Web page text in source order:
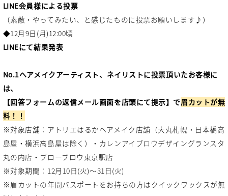
LINE会員様による投票
（素敵・やってみたい、と感じたものに投票お願いします♪）
◆12月9日(月)12:00頃
LINEにて結果発表
No.1ヘアメイクアーティスト、ネイリストに投票頂いたお客様に
は、
【回答フォームの返信メール画面を店頭にて提示】で眉カットが無
料！！
※対象店舗：アトリエはるかヘアメイク店舗（大丸札幌・日本橋高
島屋・横浜高島屋は除く）・カレンアイブロウデザイングランスタ
丸の内店・ブローブロウ東京駅店
※対象期間：12月10日(火)～31日(火)
※眉カットの年間パスポートをお持ちの方はクイックワックスが無